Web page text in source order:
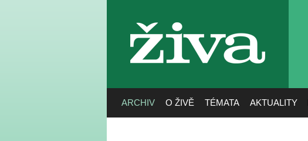
živa
ARCHIV O ŽIVĚ TÉMATA AKTUALITY